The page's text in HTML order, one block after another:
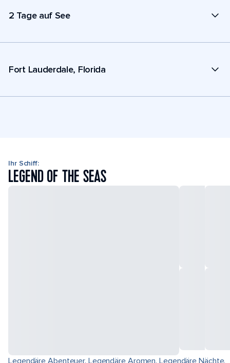
2 Tage auf See
Fort Lauderdale, Florida
Ihr Schiff:
LEGEND OF THE SEAS
Legendäre Abenteuer. Legendäre Aromen. Legendäre Nächte.